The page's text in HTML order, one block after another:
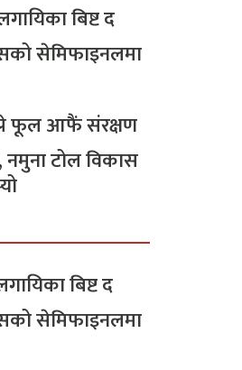
बिष्ट द
सेमिफाइनलमा
फूल आफैं संरक्षण
नमुना टोल विकास
बिष्ट द
सेमिफाइनलमा